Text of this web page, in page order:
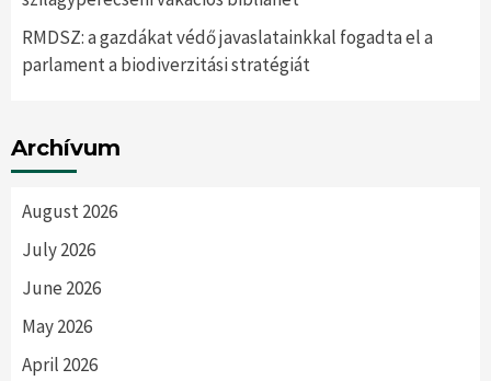
RMDSZ: a gazdákat védő javaslatainkkal fogadta el a
parlament a biodiverzitási stratégiát
Archívum
August 2026
July 2026
June 2026
May 2026
April 2026